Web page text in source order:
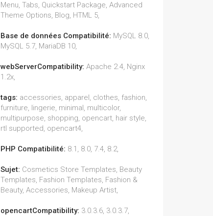
Menu, Tabs, Quickstart Package, Advanced
Theme Options, Blog, HTML 5,
Base de données Compatibilité: MySQL 8.0,
MySQL 5.7, MariaDB 10,
webServerCompatibility: Apache 2.4, Nginx
1.2x,
tags: accessories, apparel, clothes, fashion,
furniture, lingerie, minimal, multicolor,
multipurpose, shopping, opencart, hair style,
rtl supported, opencart4,
PHP Compatibilité: 8.1, 8.0, 7.4, 8.2,
Sujet: Cosmetics Store Templates, Beauty
Templates, Fashion Templates, Fashion &
Beauty, Accessories, Makeup Artist,
opencartCompatibility: 3.0.3.6, 3.0.3.7,